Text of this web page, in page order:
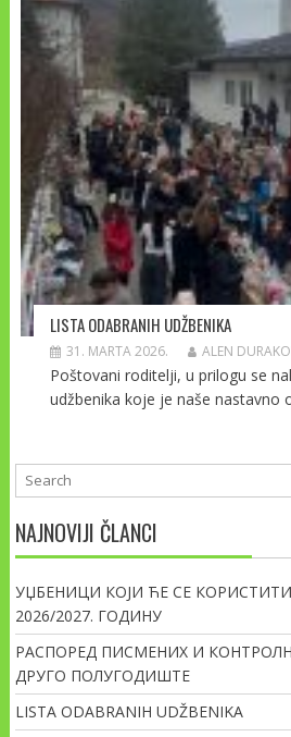
LISTA ODABRANIH UDŽBENIKA
31. MARTA 2026. ALEN
Poštovani roditelji, u prilogu se
udžbenika koje je naše nastavno
NAJNOVIJI ČLANCI
УЏБЕНИЦИ КОЈИ ЋЕ СЕ
2026/2027. ГОДИНУ
РАСПОРЕД ПИСМЕНИХ И
ДРУГО ПОЛУГОДИШТЕ
LISTA ODABRANIH UDŽBENIKA